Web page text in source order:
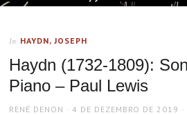
In HAYDN, JOSEPH
Haydn (1732-1809):
Piano – Paul Lewis
AUTHOR
RENÉ DENON
POSTED
4 DE DEZEMBRO DE 2019